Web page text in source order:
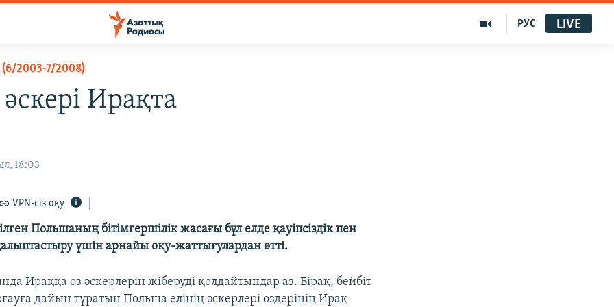
РУС LIVE
2003-7/2008)
Ирақта
18:03
VPN-сіз оқу
Польшаның бітімгершілік жасағы бұл елде қауіпсіздік пен
үшін арнайы оқу-жаттығулардан өтті.
Ираққа өз әскерлерін жіберуді қолдайтындар аз. Бірақ, бейбіт
дайын тұратын Польша елінің әскерлері өздерінің Ирақ